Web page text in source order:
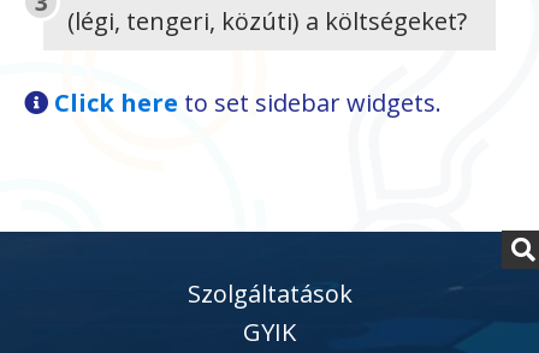
(légi, tengeri, közúti) a költségeket?
Click here to set sidebar widgets.
Szolgáltatások
GYIK